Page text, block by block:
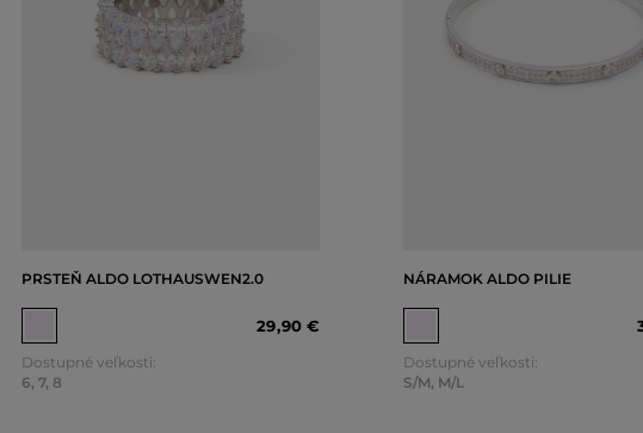
PRSTEŇ ALDO LOTHAUSWEN2.0
29,90 €
Dostupné veľkosti:
6, 7, 8
NÁRAMOK ALDO PILIE
Dostupné veľkosti:
S/M, M/L